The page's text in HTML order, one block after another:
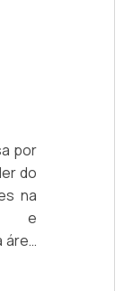
por
do
na
e
área
de